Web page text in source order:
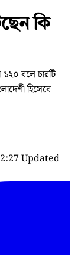
কি
বলে চারটি
হিসেবে
Updated